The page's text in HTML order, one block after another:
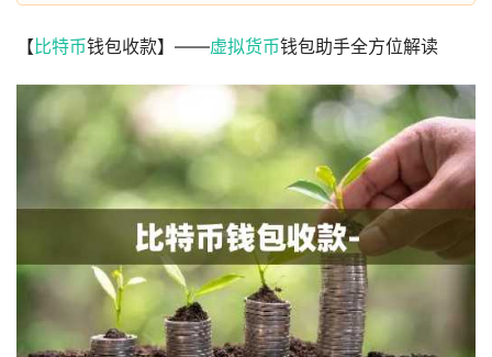
【比特币钱包收款】——虚拟货币钱包助手全方位解读